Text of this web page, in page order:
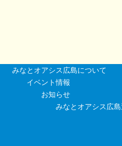
みなとオアシス広島について
イベント情報
お知らせ
みなとオアシス広